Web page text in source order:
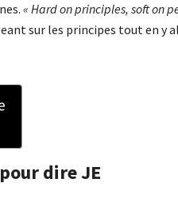
« Hard on principles, soft on
sur les principes tout en y
dire JE